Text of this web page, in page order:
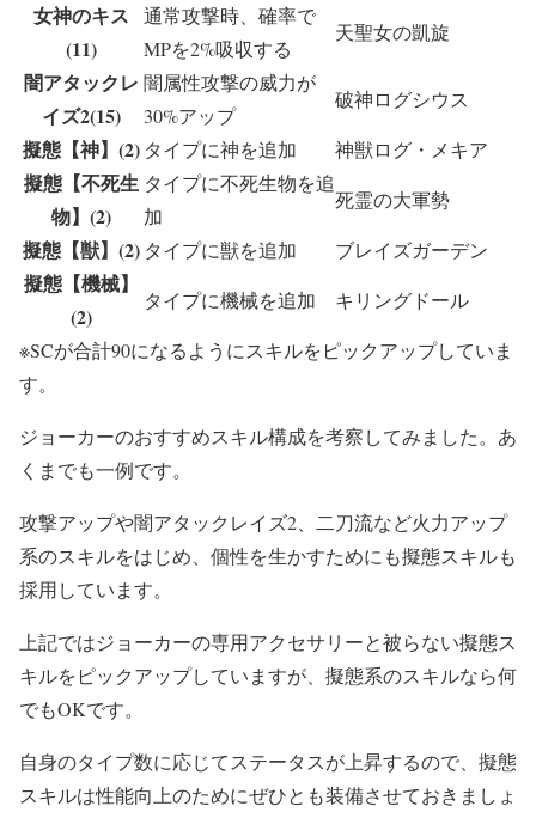
女神のキス
(11)
通常攻撃時、確率で
MPを2%吸収する
天聖女の凱旋
闇アタックレ
イズ2(15)
闇属性攻撃の威力が
30%アップ
破神ログシウス
擬態【神】(2) タイプに神を追加 神獣ログ・メキア
擬態【不死生
物】(2)
タイプに不死生物を追
加
死霊の大軍勢
擬態【獣】(2) タイプに獣を追加 ブレイズガーデン
擬態【機械】
(2)
タイプに機械を追加
キリングドール
※SCが合計90になるようにスキルをピックアップしていま
す。
ジョーカーのおすすめスキル構成を考察してみました。あ
くまでも一例です。
攻撃アップや闇アタックレイズ2、二刀流など火力アップ
系のスキルをはじめ、個性を生かすためにも擬態スキルも
採用しています。
上記ではジョーカーの専用アクセサリーと被らない擬態ス
キルをピックアップしていますが、擬態系のスキルなら何
でもOKです。
自身のタイプ数に応じてステータスが上昇するので、擬態
スキルは性能向上のためにぜひとも装備させておきましょ